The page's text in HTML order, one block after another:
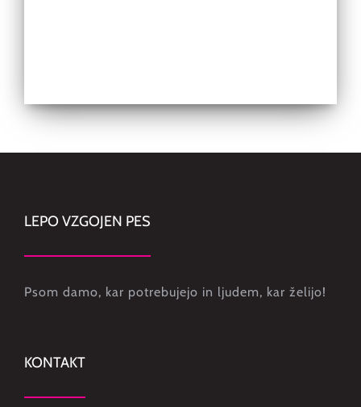
LEPO VZGOJEN PES
Psom damo, kar potrebujejo in ljudem, kar želijo!
KONTAKT